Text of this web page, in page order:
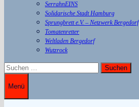
SerrahnEINS
Solidarische Stadt Hamburg
Sprungbrett e.V. – Netzwerk Bergedorf
Tomatenretter
Weltladen Bergedorf
Wutzrock
Suchen
nach:
Menü